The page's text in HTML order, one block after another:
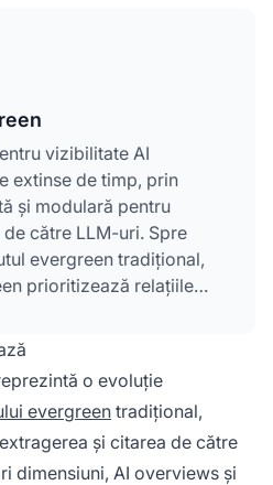
vizibilitate AI
extinse de timp, prin
și modulară pentru
către LLM-uri. Spre
evergreen tradițional,
prioritizează relațiile
pentru a-și menține
AI, interfețele de chat și
ani după publicare.
o evoluție
evergreentradițional,
și citarea de către
dimensiuni, AI overviews și